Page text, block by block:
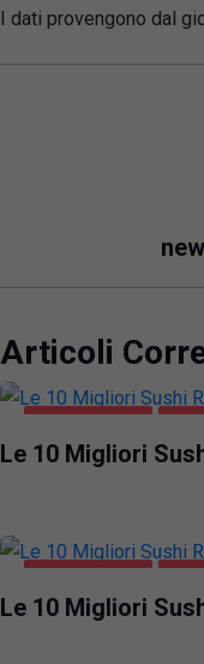
I dati provengono dal
Articoli
Le 10 Migliori
Le 10 Migliori